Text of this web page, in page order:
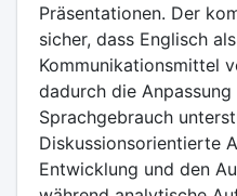
Präsentationen. Der
sicher, dass Englisch
Kommunikationsmittel
dadurch die Anpassung
Sprachgebrauch
Diskussionsorientierte
Entwicklung und den